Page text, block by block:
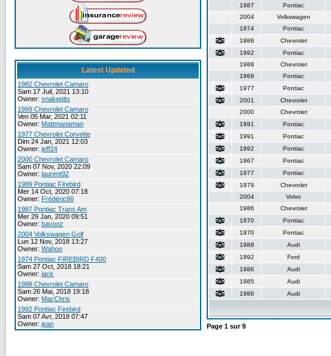
Latest Updated
1982 Chevrolet Camaro
Sam 17 Juil, 2021 13:10
Owner: snakepits
1999 Chevrolet Camaro
Ven 05 Mar, 2021 02:11
Owner: Mattmanaman
1977 Chevrolet Corvette
Dim 24 Jan, 2021 12:03
Owner: jeff24
2000 Chevrolet Camaro
Sam 07 Nov, 2020 22:09
Owner: laurent92
1989 Pontiac Firebird
Mer 14 Oct, 2020 07:18
Owner: Frédéric86
1987 Pontiac Trans Am
Mer 29 Jan, 2020 09:51
Owner: bavooz
2004 Volkswagen Golf
Lun 12 Nov, 2018 13:27
Owner: Wahoo
1974 Pontiac FIREBIRD F400
Sam 27 Oct, 2018 18:21
Owner: jack
1988 Chevrolet Camaro
Sam 26 Mai, 2018 19:18
Owner: MacChris
1992 Pontiac Firebird
Sam 07 Avr, 2018 07:47
Owner: jean
1987
Pontiac
2004
Volkswagen
1974
Pontiac
1988
Chevrolet
1992
Pontiac
1988
Chevrolet
1969
Pontiac
1977
Pontiac
2001
Chevrolet
2000
Chevrolet
1991
Pontiac
1991
Pontiac
1992
Pontiac
1967
Pontiac
1977
Pontiac
1979
Chevrolet
2004
Volvo
1986
Chevrolet
1970
Pontiac
1970
Pontiac
1988
Audi
1992
Ford
1986
Audi
1985
Audi
1986
Audi
Page 1 sur9